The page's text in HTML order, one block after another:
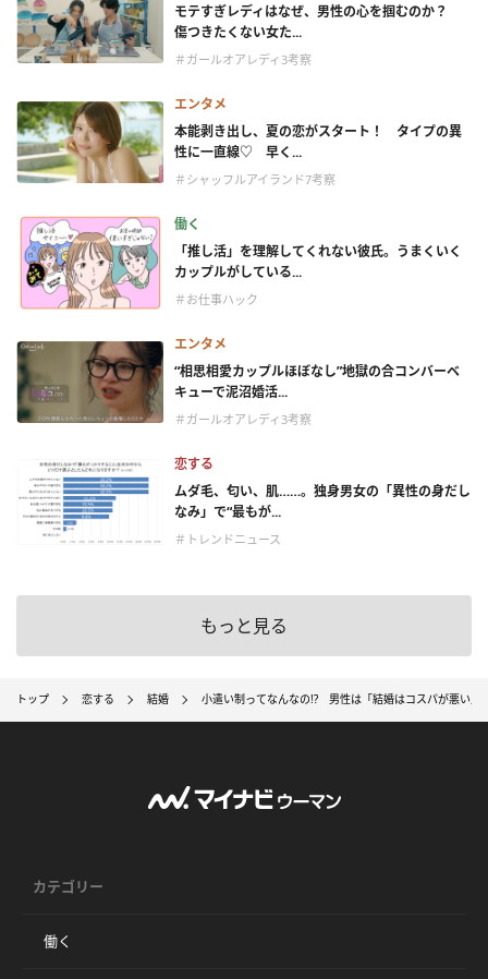
モテすぎレディはなぜ、男性の心を掴むのか？
傷つきたくない女た...
＃ガールオアレディ3考察
エンタメ
本能剥き出し、夏の恋がスタート！ タイプの異
性に一直線♡ 早く...
＃シャッフルアイランド7考察
働く
「推し活」を理解してくれない彼氏。うまくいく
カップルがしている...
＃お仕事ハック
エンタメ
“相思相愛カップルほぼなし”地獄の合コンバーベ
キューで泥沼婚活...
＃ガールオアレディ3考察
恋する
ムダ毛、匂い、肌……。独身男女の「異性の身だし
なみ」で“最もが...
＃トレンドニュース
もっと見る
トップ 恋する 結婚 小遣い制ってなんなの!? 男性は「結婚はコスパが悪い」
カテゴリー
働く